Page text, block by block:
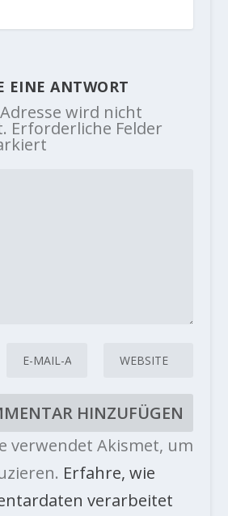
EINE ANTWORT
wird nicht
Erforderliche Felder
verwendet Akismet, um
Erfahre, wie
verarbeitet